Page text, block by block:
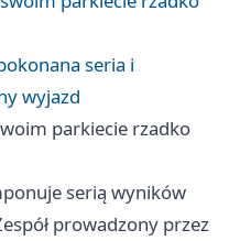
seria i
wyjazd
parkiecie rzadko
serią wyników
prowadzony przez